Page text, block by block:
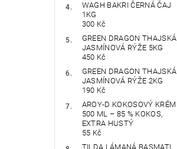
WAGH BAKRI ČERNÁ ČAJ
1KG
300 Kč
GREEN DRAGON THAJSKÁ
JASMÍNOVÁ RÝŽE 5KG
450 Kč
GREEN DRAGON THAJSKÁ
JASMÍNOVÁ RÝŽE 2KG
190 Kč
AROY-D KOKOSOVÝ KRÉM
500 ML – 85 % KOKOS,
EXTRA HUSTÝ
55 Kč
TILDA LÁMANÁ BASMATI